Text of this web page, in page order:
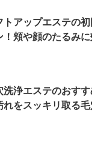
トアップエステの
！頬や顔のたるみ
洗浄エステのおす
れをスッキリ取る